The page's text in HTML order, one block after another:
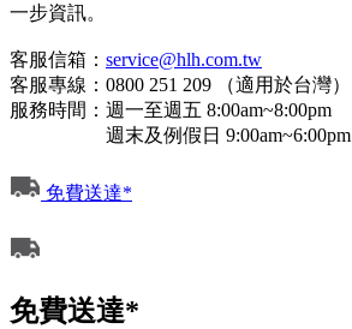
一步資訊。
客服信箱： service@hlh.com.tw
客服專線：0800 251 209 （適用於台灣）
服務時間：週一至週五 8:00am~8:00pm
週末及例假日 9:00am~6:00pm
免費送達*
免費送達*